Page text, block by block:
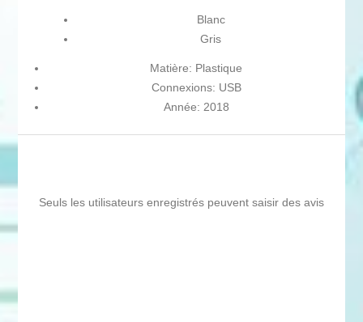
Blanc
Gris
Matière: Plastique
Connexions: USB
Année: 2018
Seuls les utilisateurs enregistrés peuvent saisir des avis